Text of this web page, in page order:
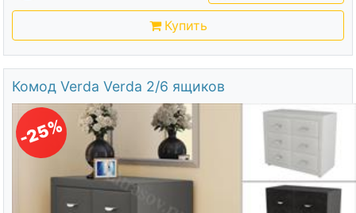
Купить
Комод Verda Verda 2/6 ящиков
-25%